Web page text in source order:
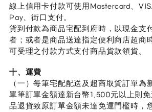
線上信用卡付款可使用Mastercard、
Pay、街口支付。
貨到付款為商品宅配到府時，以現金支
者；或者是商品送達指定便利商店超商
可受理之付款方式支付商品貨款領貨。
十、運費
（一）每筆宅配配送及超商取貨訂單為
單筆訂單金額達新台幣1,500元以上則
品退貨致原訂單金額未達免運門檻時，